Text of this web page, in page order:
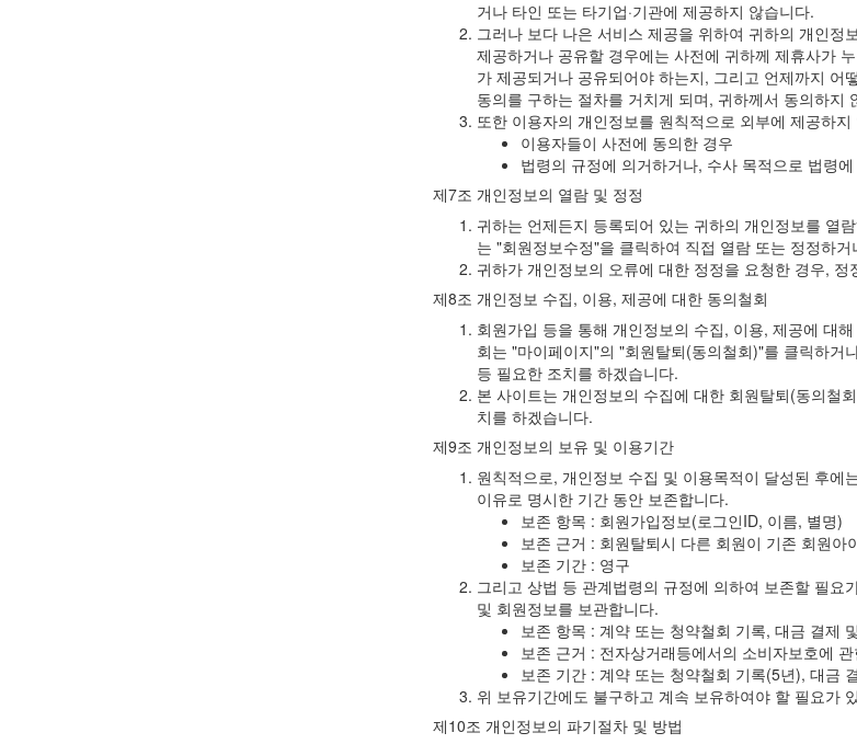
거나 타인 또는 타기업·기관에 제공하지 않습니다.
그러나 보다 나은 서비스 제공을 위하여 귀하의 개인
제공하거나 공유할 경우에는 사전에 귀하께 제휴사가
가 제공되거나 공유되어야 하는지, 그리고 언제까지 어
동의를 구하는 절차를 거치게 되며, 귀하께서 동의하
또한 이용자의 개인정보를 원칙적으로 외부에 제공하
이용자들이 사전에 동의한 경우
법령의 규정에 의거하거나, 수사 목적으로 법령
제7조 개인정보의 열람 및 정정
귀하는 언제든지 등록되어 있는 귀하의 개인정보를 열
는 "회원정보수정"을 클릭하여 직접 열람 또는 정정하
귀하가 개인정보의 오류에 대한 정정을 요청한 경우,
제8조 개인정보 수집, 이용, 제공에 대한 동의철회
회원가입 등을 통해 개인정보의 수집, 이용, 제공에 대
회는 "마이페이지"의 "회원탈퇴(동의철회)"를 클릭하거
등 필요한 조치를 하겠습니다.
본 사이트는 개인정보의 수집에 대한 회원탈퇴(동의철
치를 하겠습니다.
제9조 개인정보의 보유 및 이용기간
원칙적으로, 개인정보 수집 및 이용목적이 달성된 후
이유로 명시한 기간 동안 보존합니다.
보존 항목 : 회원가입정보(로그인ID, 이름, 별명)
보존 근거 : 회원탈퇴시 다른 회원이 기존 회원
보존 기간 : 영구
그리고 상법 등 관계법령의 규정에 의하여 보존할 필
및 회원정보를 보관합니다.
보존 항목 : 계약 또는 청약철회 기록, 대금 결제
보존 근거 : 전자상거래등에서의 소비자보호에
보존 기간 : 계약 또는 청약철회 기록(5년), 대금
위 보유기간에도 불구하고 계속 보유하여야 할 필요가
제10조 개인정보의 파기절차 및 방법